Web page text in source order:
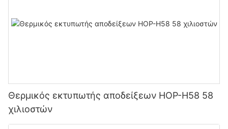
Θερμικός εκτυπωτής αποδείξεων HOP-H58 58
χιλιοστών